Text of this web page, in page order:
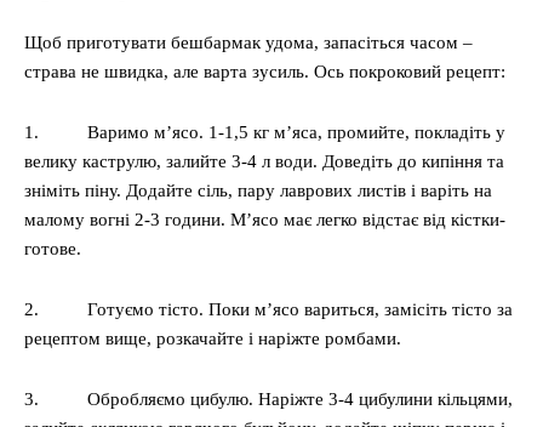
Щоб приготувати бешбармак удома, запасіться часом –
страва не швидка, але варта зусиль. Ось покроковий рецепт:
1. Варимо м’ясо. 1-1,5 кг м’яса, промийте, покладіть у
велику каструлю, залийте 3-4 л води. Доведіть до кипіння та
зніміть піну. Додайте сіль, пару лаврових листів і варіть на
малому вогні 2-3 години. М’ясо має легко відстає від кістки-
готове.
2. Готуємо тісто. Поки м’ясо вариться, замісіть тісто за
рецептом вище, розкачайте і наріжте ромбами.
3. Обробляємо цибулю. Наріжте 3-4 цибулини кільцями,